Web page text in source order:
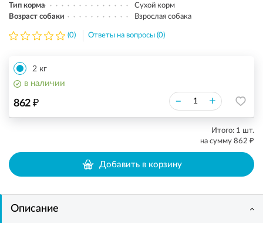
Тип корма
Сухой корм
Возраст собаки
Взрослая собака
(0) Ответы на вопросы (0)
2 кг
862 ₽ – +
в наличии
Итого: 1 шт.
на сумму 862 ₽
Добавить в корзину
Описание